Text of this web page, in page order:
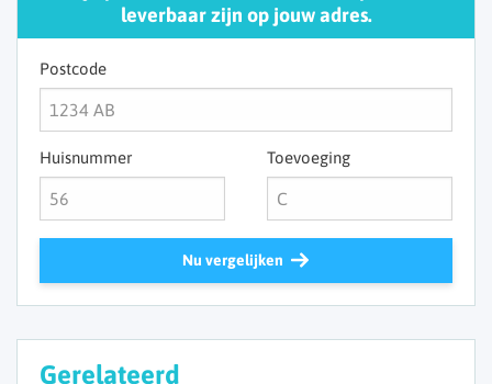
leverbaar zijn op jouw adres.
Postcode
Huisnummer Toevoeging
Nu vergelijken
Gerelateerd